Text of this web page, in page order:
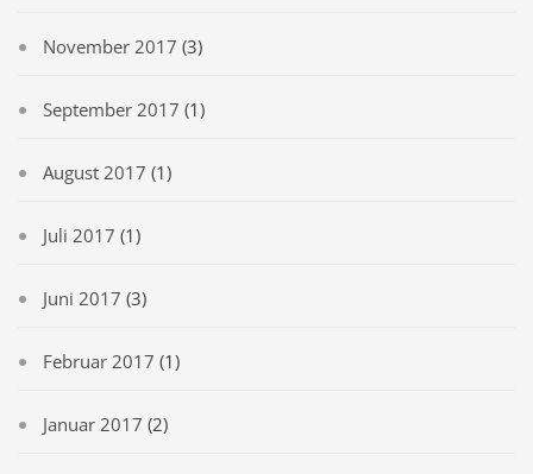
November 2017 (3)
September 2017 (1)
August 2017 (1)
Juli 2017 (1)
Juni 2017 (3)
Februar 2017 (1)
Januar 2017 (2)